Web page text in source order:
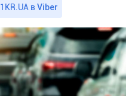
1KR.UA вViber